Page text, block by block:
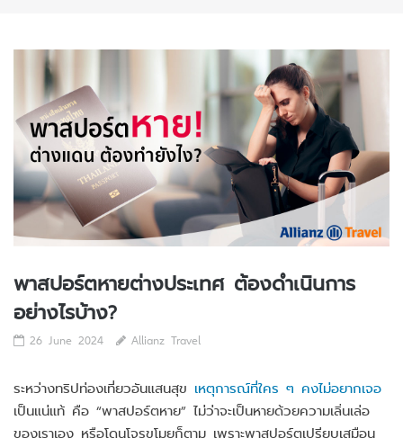
พาสปอร์ตหายต่างประเทศ ต้องดำเนินการ
อย่างไรบ้าง?
26 June 2024 Allianz Travel
ระหว่างทริปท่องเที่ยวอันแสนสุข เหตุการณ์ที่ใคร ๆ คงไม่อยากเจอ
เป็นแน่แท้ คือ “พาสปอร์ตหาย” ไม่ว่าจะเป็นหายด้วยความเลิ่นเล่อ
ของเราเอง หรือโดนโจรขโมยก็ตาม เพราะพาสปอร์ตเปรียบเสมือน